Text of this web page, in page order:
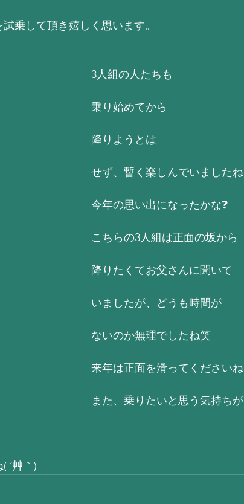
乗して頂き嬉しく思います。
3人組の人たちも
乗り始めてから
降りようとは
せず、暫く楽しんでいましたね
今年の思い出になったかな❓
こちらの3人組は正面の坂から
降りたくてお父さんに聞いて
いましたが、どうも時間が
ないのか無理でしたね笑
来年は正面を滑ってくださいね
また、乗りたいと思う気持ちが
´艸｀)